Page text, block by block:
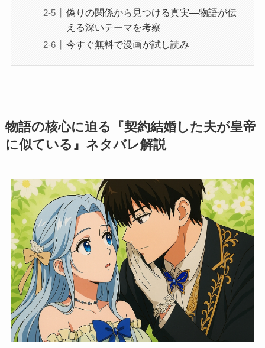
偽りの関係から見つける真実―物語が伝
える深いテーマを考察
今すぐ無料で漫画が試し読み
物語の核心に迫る『契約結婚した夫が皇帝
に似ている』ネタバレ解説